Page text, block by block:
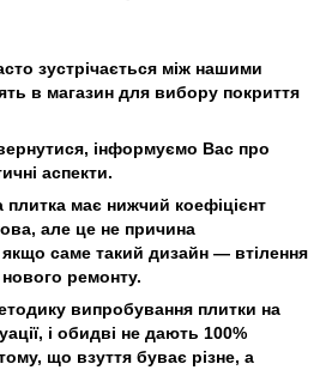
зустрічається між нашими
в магазин для вибору покриття
інформуємо Вас про
аспекти.
має нижчий коефіцієнт
але це не причина
якщо саме такий дизайн — втілення
нового ремонту.
випробування плитки на
і обидві не дають 100%
тому, що взуття буває різне, а